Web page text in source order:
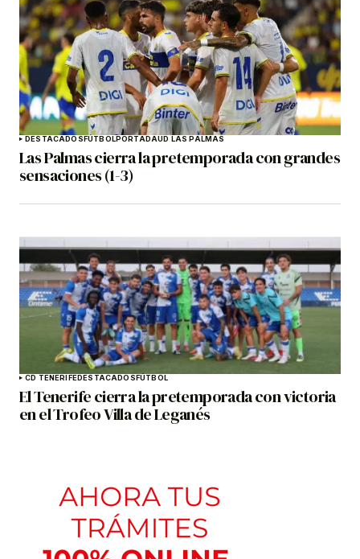
DESTACADOS FÚTBOLPORTADAUD LAS PALMAS
Las Palmas cierra la pretemporada con grandes
sensaciones (1-3)
CD TENERIFEDESTACADOS FÚTBOL
El Tenerife cierra la pretemporada con victoria
en el Trofeo Villa de Leganés